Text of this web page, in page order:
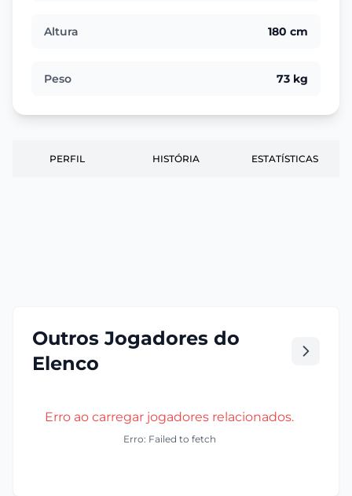
Altura 180 cm
Peso 73 kg
PERFIL HISTÓRIA ESTATÍSTICAS
Outros Jogadores do
Elenco
Erro ao carregar jogadores relacionados.
Erro: Failed to fetch